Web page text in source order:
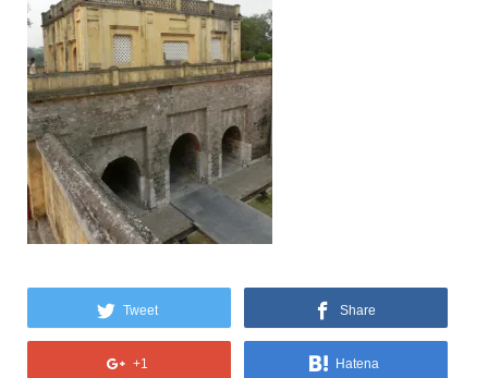
Tweet Share
+1 Hatena